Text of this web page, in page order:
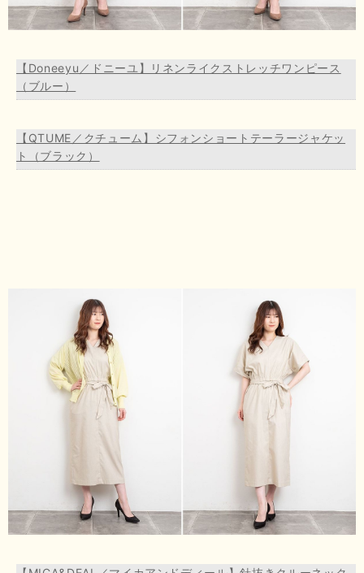
【Doneeyu／ドニーユ】リネンライクストレッチワンピース
（ブルー）
【QTUME／クチューム】シフォンショートテーラージャケッ
ト（ブラック）